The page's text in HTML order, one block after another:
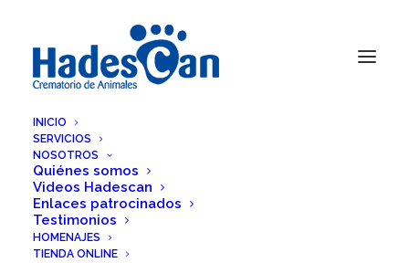
INICIO
SERVICIOS
NOSOTROS
Quiénes somos
Videos Hadescan
Enlaces patrocinados
Testimonios
HOMENAJES
TIENDA ONLINE